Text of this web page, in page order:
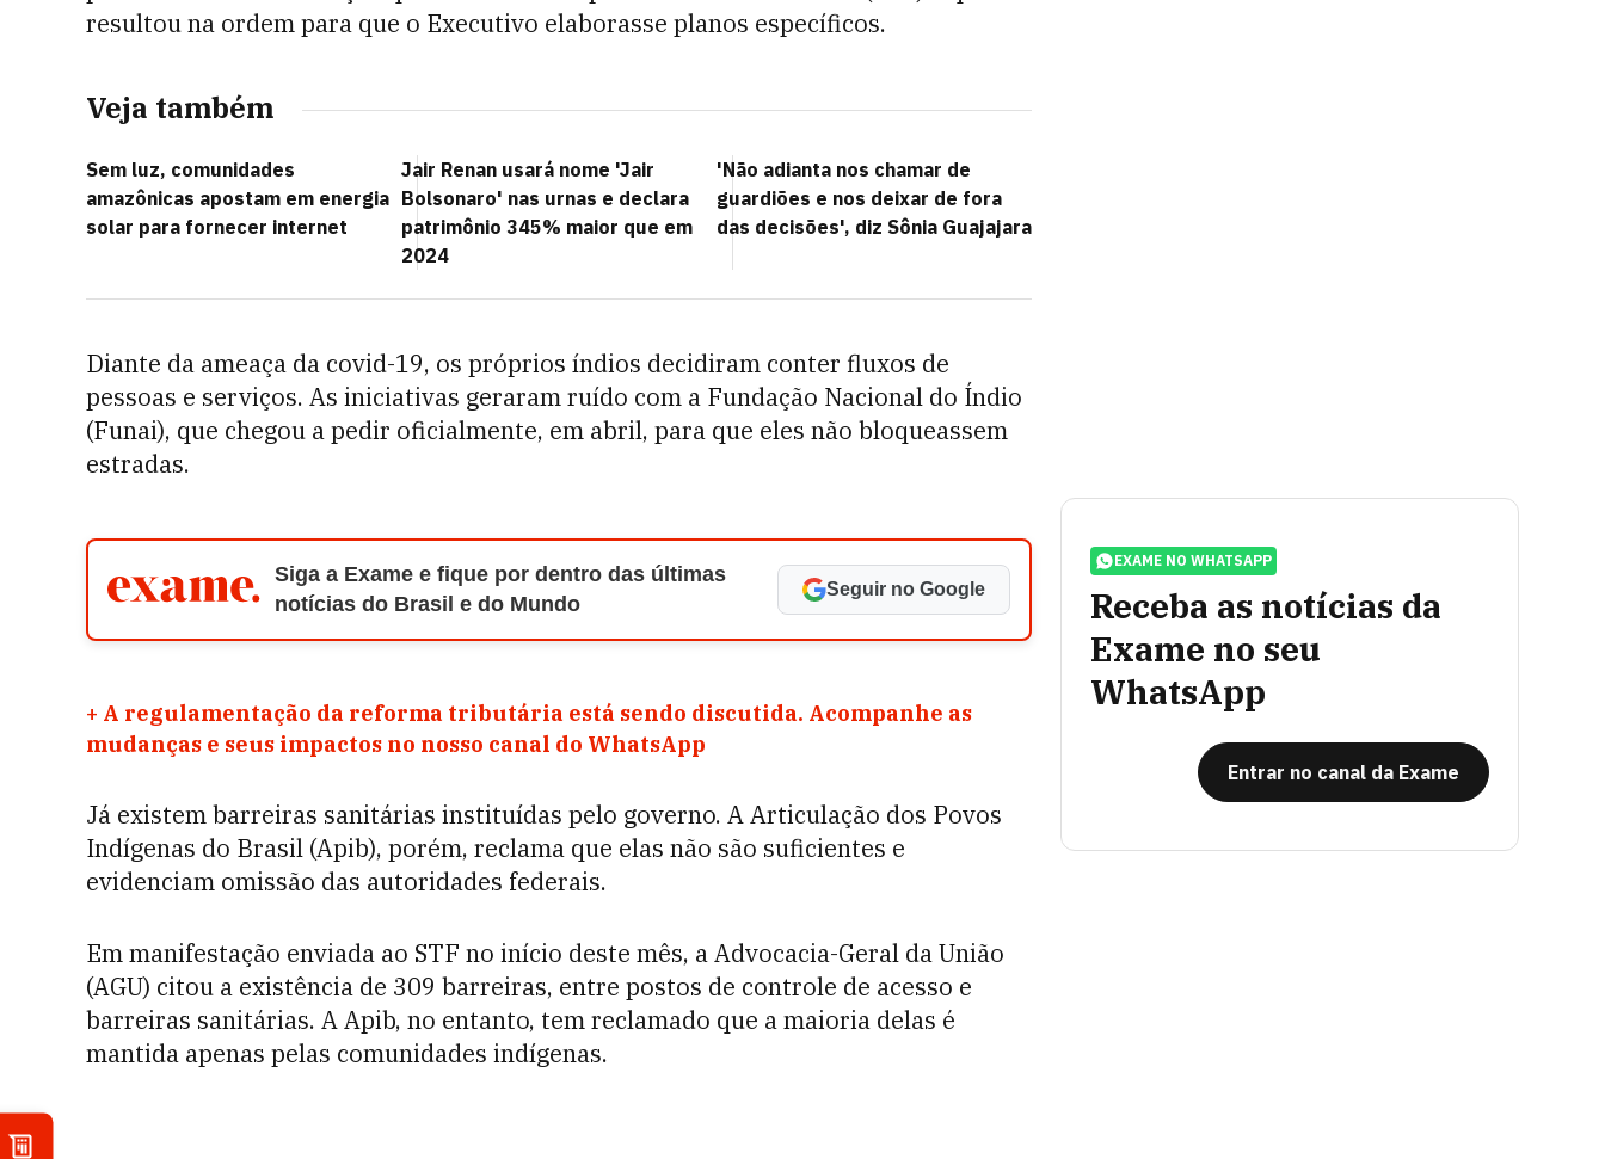
resultou na ordem para que o Executivo elaborasse planos específicos.
Veja também
Sem luz, comunidades
amazônicas apostam em energia
solar para fornecer internet
Jair Renan usará nome 'Jair
Bolsonaro' nas urnas e declara
patrimônio 345% maior que em
2024
'Não adianta nos chamar de
guardiões e nos deixar de fora
das decisões', diz Sônia Guajajara
Diante da ameaça da covid-19, os próprios índios decidiram conter fluxos de
pessoas e serviços. As iniciativas geraram ruído com a Fundação Nacional do Índio
(Funai), que chegou a pedir oficialmente, em abril, para que eles não bloqueassem
estradas.
Siga a Exame e fique por dentro das últimas
notícias do Brasil e do Mundo
Seguir no Google
+ A regulamentação da reforma tributária está sendo discutida. Acompanhe as
mudanças e seus impactos no nosso canal do WhatsApp
Já existem barreiras sanitárias instituídas pelo governo. A Articulação dos Povos
Indígenas do Brasil (Apib), porém, reclama que elas não são suficientes e
evidenciam omissão das autoridades federais.
Em manifestação enviada ao STF no início deste mês, a Advocacia-Geral da União
(AGU) citou a existência de 309 barreiras, entre postos de controle de acesso e
barreiras sanitárias. A Apib, no entanto, tem reclamado que a maioria delas é
mantida apenas pelas comunidades indígenas.
EXAME NO WHATSAPP
Receba as notícias da
Exame no seu
WhatsApp
Entrar no canal da Exame